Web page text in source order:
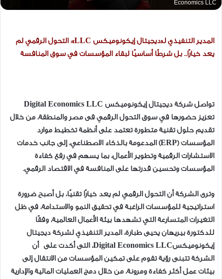
Economics LLC
المدير التنفيذي لـ«ديجيتال إيكونوميكس LLC»: التحول الرقمي لم
يعد خيارًا.. بل شرطًا أساسيًا لبقاء المؤسسات في سوق المنافسة
تواصل شركة ديجيتال إيكونوميكس Digital Economics LLC
تعزيز حضورها في سوق التحول الرقمي فى مصر والمنطقة، من خلال
تقديم حلول تقنية متطورة تعتمد على أنظمة تخطيط موارد
المؤسسات (ERP) المدعومة بالذكاء الاصطناعي، إلى جانب خدمات
الاستشارات الرقمية وتطوير الأعمال، بما يسهم في رفع كفاءة
المؤسسات وتحسين قدرتها على المنافسة في الاقتصاد الرقمي.
وترى الشركة أن التحول الرقمي لم يعد خيارًا تقنيًا، بل أصبح ضرورة
استراتيجية للمؤسسات الراغبة في تحقيق النمو والاستدامة، في ظل
التغيرات المتسارعة التي تشهدها بيئة الأعمال العالمية، وفقًا
للدكتورة بيريهان يحيى طبارة، المدير التنفيذي لشركة ديجيتال
إيكونوميكسDigital Economics LLC، التى أكدت على أن
الشركة تتبنى رؤية تقوم على تمكين المؤسسات من الانتقال إلى
بيئات عمل أكثر كفاءة ومرونة، من خلال دمج العمليات المالية والإدارية